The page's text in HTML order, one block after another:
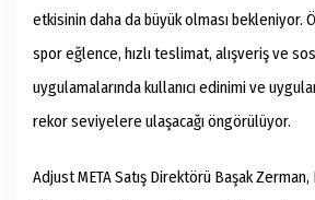
etkisinin daha da büyük olması bekleniyor.
spor eğlence, hızlı teslimat, alışveriş ve
uygulamalarında kullanıcı edinimi ve
rekor seviyelere ulaşacağı öngörülüyor.
Adjust META Satış Direktörü Başak Zerman,